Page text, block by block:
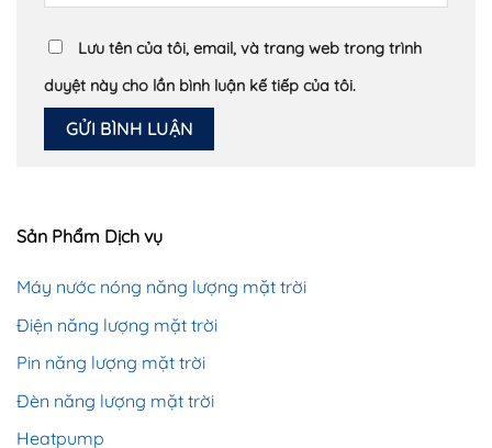
Lưu tên của tôi, email, và trang web trong trình
duyệt này cho lần bình luận kế tiếp của tôi.
Sản Phẩm Dịch vụ
Máy nước nóng năng lượng mặt trời
Điện năng lượng mặt trời
Pin năng lượng mặt trời
Đèn năng lượng mặt trời
Heatpump